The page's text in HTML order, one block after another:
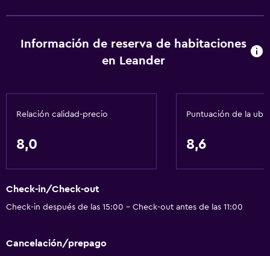
Calefacción
Accesibilidad y adecuación
Mascotas permitidas bajo consulta (pueden aplicar cargos
Hipoalergénico
Habitación hipoalergénica
Para no fumadores
Almohada sin plumas
Áreas designadas para fumadores
Información de reserva de habitaciones
en Leander
Relación calidad-precio
8,0
Puntuación de la
8,6
Check-in/Check-out
Check-in después de las 15:00 - Check-out antes de las 11:00
Cancelación/prepago